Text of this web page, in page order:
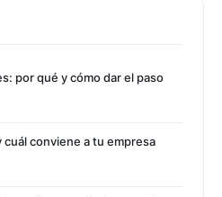
por qué y cómo dar el paso
cuál conviene a tu empresa